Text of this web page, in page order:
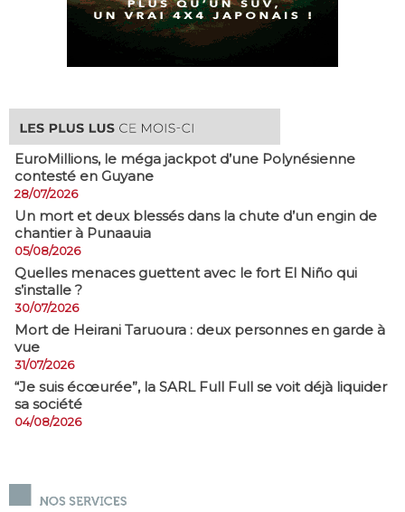
EuroMillions, ​le méga jackpot d’une Polynésienne
contesté en Guyane
28/07/2026
​Un mort et deux blessés dans la chute d’un engin de
chantier à Punaauia
05/08/2026
Quelles menaces guettent avec le fort El Niño qui
s’installe ?
30/07/2026
Mort de Heirani Taruoura : deux personnes en garde à
vue
31/07/2026
​“Je suis écœurée”, la SARL Full Full se voit déjà liquider
sa société
04/08/2026